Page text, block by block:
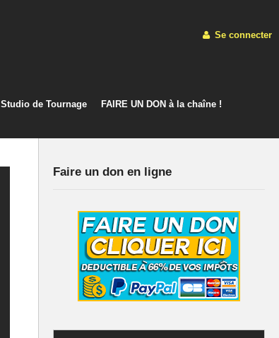
Se connecter
Studio de Tournage FAIRE UN DON à la chaîne !
Faire un don en ligne